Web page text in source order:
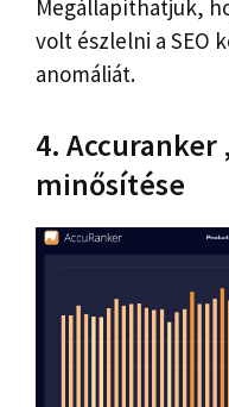
Megállapíthatjuk,
volt észlelni a SEO
anomáliát.
4. Accuranker
minősítése